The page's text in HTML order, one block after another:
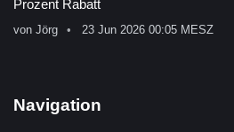
Prozent Rabatt
von Jörg 23 Jun 2026 00:05 MESZ
Navigation